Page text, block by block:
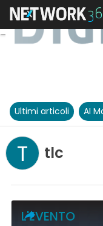
Ultimi articoli AI
T tlc
L'EVENTO